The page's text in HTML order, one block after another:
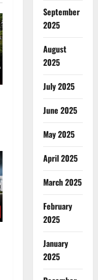
September
2025
August
2025
July 2025
June 2025
May 2025
April 2025
March 2025
February
2025
January
2025